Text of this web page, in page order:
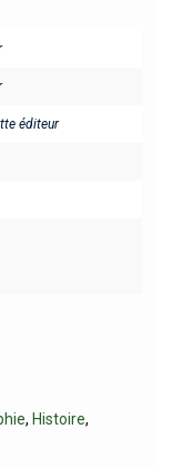
éditeur
, Histoire,